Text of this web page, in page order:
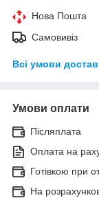
Нова Пошта
Самовивіз
Всі умови
Умови оплати
Післяплата
Оплата на
Готівкою при
На